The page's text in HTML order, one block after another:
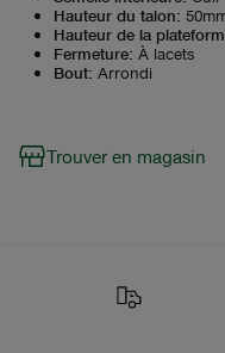
Hauteur du talon:
Hauteur de la
Fermeture: À lacets
Bout: Arrondi
Trouver en magasin